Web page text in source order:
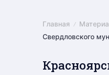
Главная
Свердловского